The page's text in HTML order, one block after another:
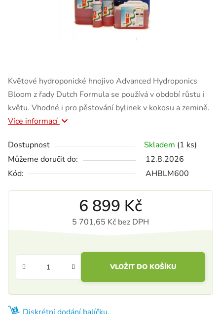
Květové hydroponické hnojivo Advanced Hydroponics
Bloom z řady Dutch Formula se používá v období růstu i
květu. Vhodné i pro pěstování bylinek v kokosu a zemině.
Více informací
Dostupnost Skladem (1 ks)
Můžeme doručit do:
12.8.2026
Kód:
AHBLM600
6 899 Kč
5 701,65 Kč bez DPH
VLOŽIT DO KOŠÍKU